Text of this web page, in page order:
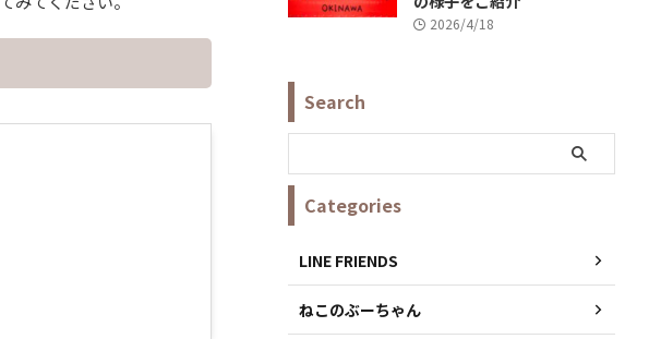
2026/4/18
Search
Categories
LINE FRIENDS
ねこのぶーちゃん